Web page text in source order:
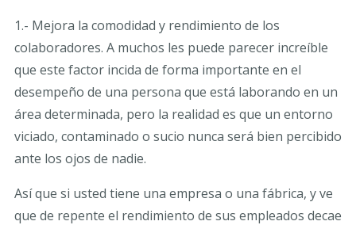
1.- Mejora la comodidad y rendimiento de los
colaboradores. A muchos les puede parecer increíble
que este factor incida de forma importante en el
desempeño de una persona que está laborando en un
área determinada, pero la realidad es que un entorno
viciado, contaminado o sucio nunca será bien percibido
ante los ojos de nadie.
Así que si usted tiene una empresa o una fábrica, y ve
que de repente el rendimiento de sus empleados decae